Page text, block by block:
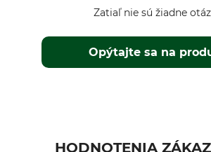
Opýtajte sa na
Zatiaľ nie sú žiadne
HODNOTENIA